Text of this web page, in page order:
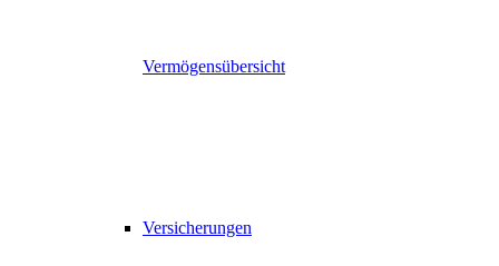
Vermögensübersicht
Versicherungen